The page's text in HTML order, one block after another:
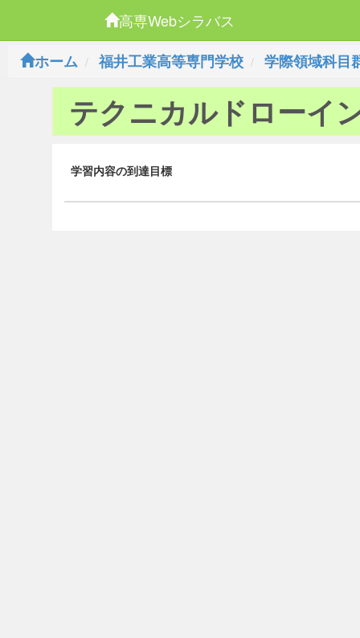
高専Webシラバス
ホーム
福井工業高等専門学校 学際領域科目
テクニカルドローイ
学習内容の到達目標